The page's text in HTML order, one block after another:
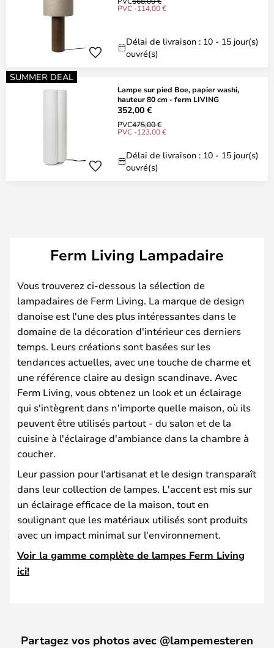
PVC -114,00 €
Délai de livraison : 10 - 15 jour(s)
ouvré(s)
SUMMER DEAL
Lampe sur pied Boe, papier washi,
hauteur 80 cm - ferm LIVING
352,00 €
PVC475,00 €
PVC -123,00 €
Délai de livraison : 10 - 15 jour(s)
ouvré(s)
Ferm Living Lampadaire
Vous trouverez ci-dessous la sélection de
lampadaires de Ferm Living. La marque de design
danoise est l'une des plus intéressantes dans le
domaine de la décoration d'intérieur ces derniers
temps. Leurs créations sont basées sur les
tendances actuelles, avec une touche de charme et
une référence claire au design scandinave. Avec
Ferm Living, vous obtenez un look et un éclairage
qui s'intègrent dans n'importe quelle maison, où ils
peuvent être utilisés partout - du salon et de la
cuisine à l'éclairage d'ambiance dans la chambre à
coucher.
Leur passion pour l'artisanat et le design transparaît
dans leur collection de lampes. L'accent est mis sur
un éclairage efficace de la maison, tout en
soulignant que les matériaux utilisés sont produits
avec un impact minimal sur l'environnement.
Voir la gamme complète de lampes Ferm Living
ici!
Partagez vos photos avec @lampemesteren